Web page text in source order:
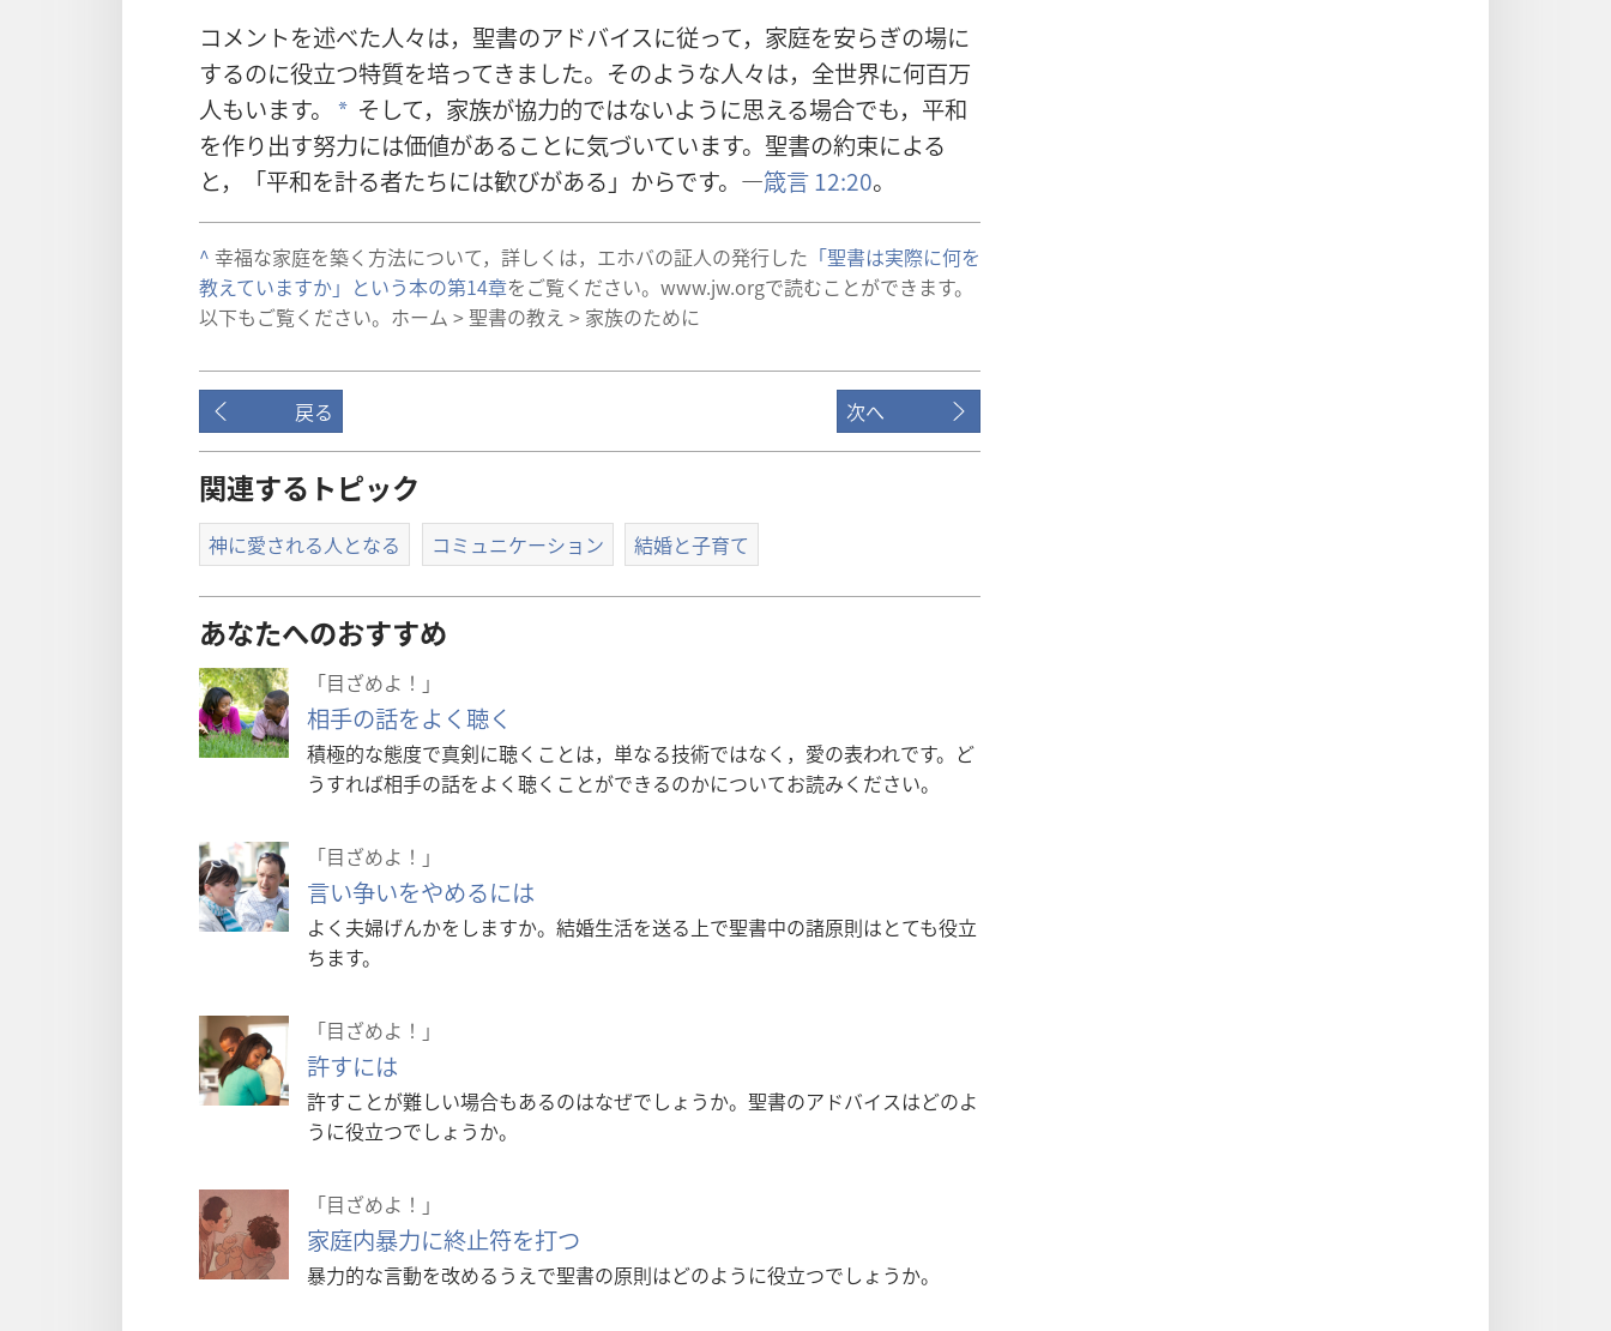
コメント​を​述べ​た​人々​は，聖書​の​アドバイス​に​従っ​て，家庭​を​安らぎ​の​場​に​
する​の​に​役立つ​特質​を​培っ​て​き​まし​た。その​よう​な​人々​は，全​世界​に​何百万​
人​も​い​ます。
* そして，家族​が​協力​的​で​は​ない​よう​に​思える​場合​で​も，平和​
を​作り出す​努力​に​は​価値​が​ある​こと​に​気づい​て​い​ます。聖書​の​約束​に​よる​
と，「平和​を​計る​者​たち​に​は​歓び​が​ある」から​です。―箴言 12:20。
^ 幸福​な​家庭​を​築く​方法​に​つい​て，詳しく​は，エホバ​の​証人​の​発行​し​た 「聖書​は​実際​に​何​を​
教え​て​い​ます​か」と​いう​本​の​第​14​章​を​ご覧​ください。www.jw.org​で​読む​こと​が​でき​ます。
以下​も​ご覧​ください。ホーム > 聖書​の​教え > 家族​の​ため​に
戻る 次へ
関連するトピック
神に愛される人となる コミュニケーション 結婚と子育て
あなたへのおすすめ
「目ざめよ！」
相手の話をよく聴く
積極的な態度で真剣に聴くことは，単なる技術ではなく，愛の表われです。ど
うすれば相手の話をよく聴くことができるのかについてお読みください。
「目ざめよ！」
言い争いをやめるには
よく夫婦げんかをしますか。結婚生活を送る上で聖書中の諸原則はとても役立
ちます。
「目ざめよ！」
許すには
許すことが難しい場合もあるのはなぜでしょうか。聖書のアドバイスはどのよ
うに役立つでしょうか。
「目ざめよ！」
家庭内暴力に終止符を打つ
暴力的な言動を改めるうえで聖書の原則はどのように役立つでしょうか。